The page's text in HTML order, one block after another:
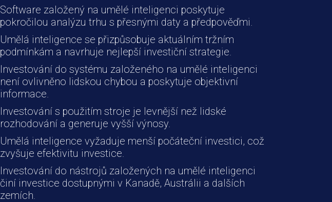
Software založený na umělé inteligenci poskytuje
pokročilou analýzu trhu s přesnými daty a předpověďmi.
Umělá inteligence se přizpůsobuje aktuálním tržním
podmínkám a navrhuje nejlepší investiční strategie.
Investování do systému založeného na umělé inteligenci
není ovlivněno lidskou chybou a poskytuje objektivní
informace.
Investování s použitím stroje je levnější než lidské
rozhodování a generuje vyšší výnosy.
Umělá inteligence vyžaduje menší počáteční investici, což
zvyšuje efektivitu investice.
Investování do nástrojů založených na umělé inteligenci
činí investice dostupnými v Kanadě, Austrálii a dalších
zemích.